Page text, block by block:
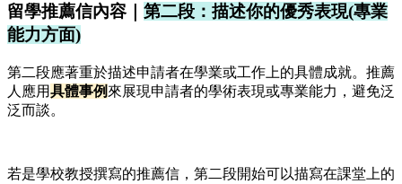
留學推薦信內容｜ 第二段：描述你的優秀表現(專業
能力方面)
第二段應著重於描述申請者在學業或工作上的具體成就。推薦
人應用具體事例 來展現申請者的學術表現或專業能力，避免泛
泛而談。
若是學校教授撰寫的推薦信，第二段開始可以描寫在課堂上的